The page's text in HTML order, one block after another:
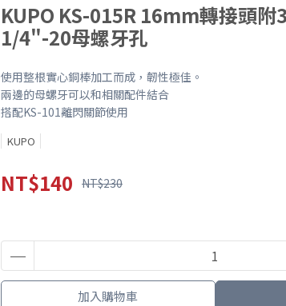
KUPO KS-015R 16mm轉接頭
1/4"-20母螺牙孔
使用整根實心銅棒加工而成，韌性極佳。
兩邊的母螺牙可以和相關配件結合
搭配KS-101離閃關節使用
KUPO
NT$140 NT$230
加入購物車